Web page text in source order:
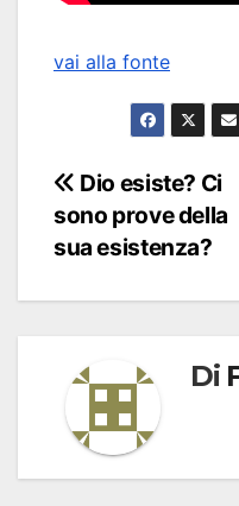
vai alla fonte
articoli
Dio esiste? Ci
sono prove della
sua esistenza?
Di